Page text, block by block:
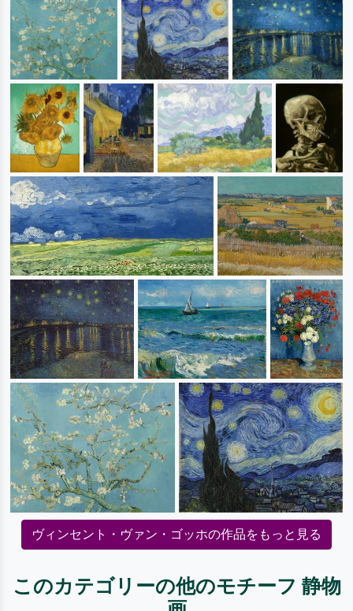
ヴィンセント・ヴァン・ゴッホの作品をもっと見る
このカテゴリーの他のモチーフ 静物